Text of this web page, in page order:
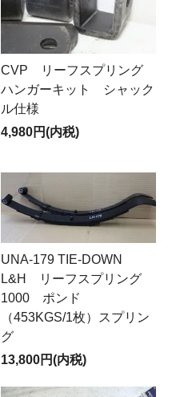
CVP リーフスプリング
ハンガーキット シャック
ル仕様
4,980円(内税)
UNA-179 TIE-DOWN
L&H リーフスプリング
1000 ポンド
（453KGS/1枚）スプリン
グ
13,800円(内税)